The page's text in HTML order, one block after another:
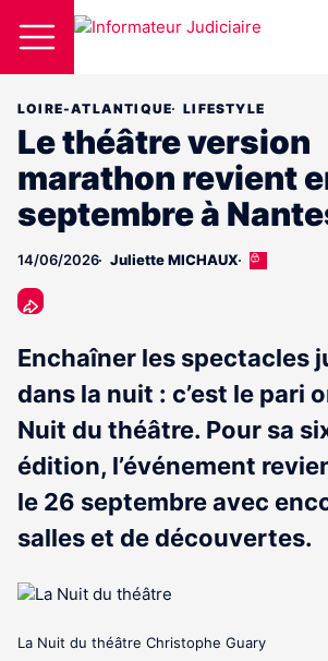
LOIRE-ATLANTIQUE LIFESTYLE
Le théâtre version
marathon revient
septembre à
14/06/2026 Juliette MICHAUX
Cet
abonnés
Enchaîner les spectacles
dans la nuit : c’est le pari
Nuit du théâtre. Pour sa
édition, l’événement
le 26 septembre avec
salles et de découvertes.
La Nuit du théâtre Christophe Guary